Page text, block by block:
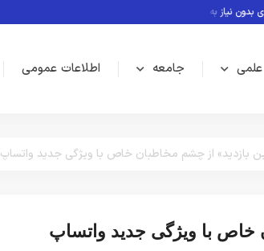
به اینترنت
علمی جامعه اطلاعات عمومی
بازدید» از چشم مخاطبان خاص با ویژگی جدید واتساپ
خاص با ویژگی جدید واتساپ